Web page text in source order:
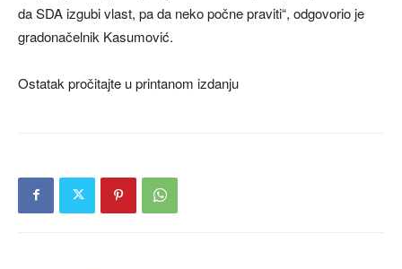
da SDA izgubi vlast, pa da neko počne praviti“, odgovorio je
gradonačelnik Kasumović.
Ostatak pročitajte u printanom izdanju